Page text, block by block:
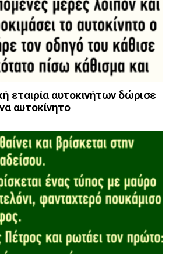
εταιρία αυτοκινήτων δώρισε
αυτοκίνητο